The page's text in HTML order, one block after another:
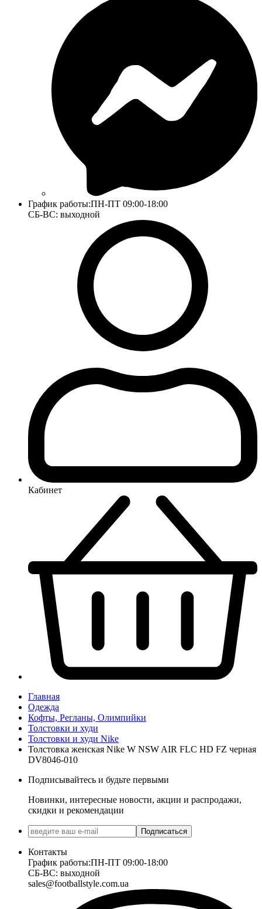
График работы:ПН-ПТ 09:00-18:00
СБ-ВС: выходной
Кабинет
Главная
Одежда
Кофты, Регланы, Олимпийки
Толстовки и худи
Толстовки и худи Nike
Толстовка женская Nike W NSW AIR FLC HD FZ черная
DV8046-010
Подписывайтесь и будьте первыми
Новинки, интересные новости, акции и распродажи,
скидки и рекомендации
Подписаться
Контакты
График работы:ПН-ПТ 09:00-18:00
СБ-ВС: выходной
sales@footballstyle.com.ua